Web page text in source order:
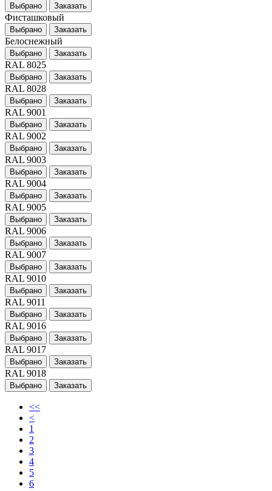
Выбрано Заказать
Фисташковый
Выбрано Заказать
Белоснежный
Выбрано Заказать
RAL 8025
Выбрано Заказать
RAL 8028
Выбрано Заказать
RAL 9001
Выбрано Заказать
RAL 9002
Выбрано Заказать
RAL 9003
Выбрано Заказать
RAL 9004
Выбрано Заказать
RAL 9005
Выбрано Заказать
RAL 9006
Выбрано Заказать
RAL 9007
Выбрано Заказать
RAL 9010
Выбрано Заказать
RAL 9011
Выбрано Заказать
RAL 9016
Выбрано Заказать
RAL 9017
Выбрано Заказать
RAL 9018
Выбрано Заказать
<<
<
1
2
3
4
5
6